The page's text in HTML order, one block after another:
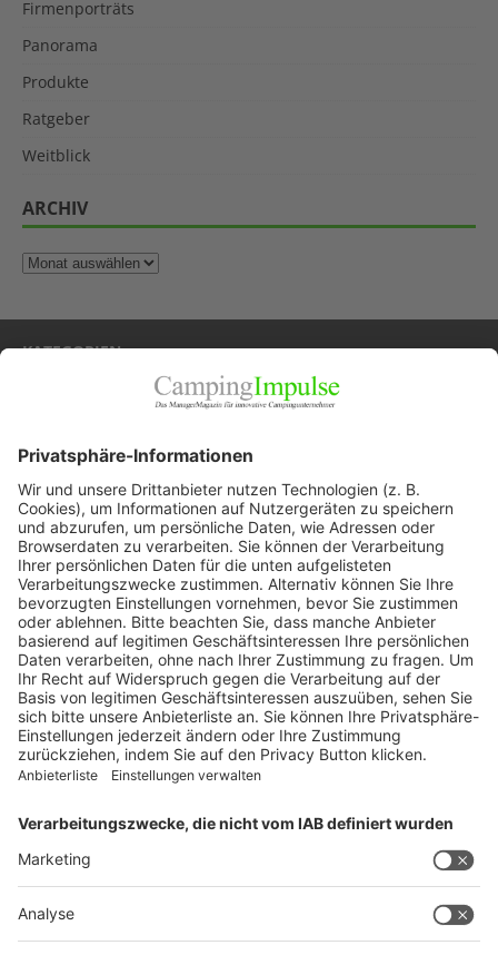
Firmenporträts
Panorama
Produkte
Ratgeber
Weitblick
ARCHIV
KATEGORIEN
Firmenporträts
Panorama
Produkte
Ratgeber
Weitblick
WEITERES AUS DEM VERLAG
Reisemobil International
SERVICE